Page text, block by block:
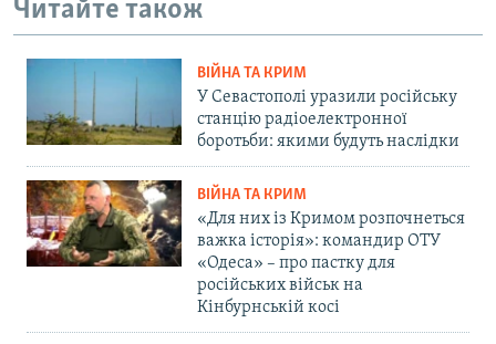
Читайте також
ВІЙНА ТА КРИМ
У Севастополі уразили російську
станцію радіоелектронної
боротьби: якими будуть наслідки
ВІЙНА ТА КРИМ
«Для них із Кримом розпочнеться
важка історія»: командир ОТУ
«Одеса» – про пастку для
російських військ на
Кінбурнській косі